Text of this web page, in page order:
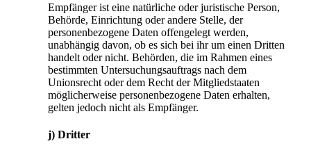
Empfänger ist eine natürliche oder juristische Person,
Behörde, Einrichtung oder andere Stelle, der
personenbezogene Daten offengelegt werden,
unabhängig davon, ob es sich bei ihr um einen Dritten
handelt oder nicht. Behörden, die im Rahmen eines
bestimmten Untersuchungsauftrags nach dem
Unionsrecht oder dem Recht der Mitgliedstaaten
möglicherweise personenbezogene Daten erhalten,
gelten jedoch nicht als Empfänger.
j) Dritter